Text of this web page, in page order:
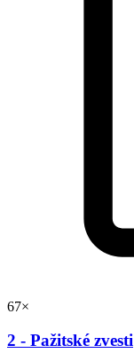
67×
2 - Pažitské zvesti